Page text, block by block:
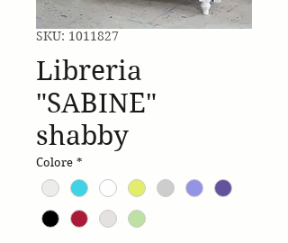
SKU: 1011827
Libreria
"SABINE"
shabby
Colore *